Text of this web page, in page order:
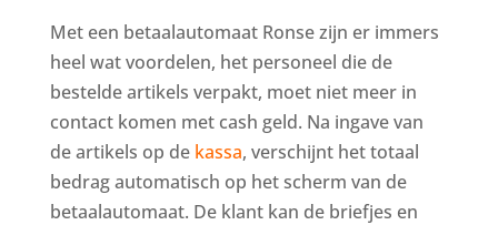
Met een betaalautomaat Ronse zijn er immers
heel wat voordelen, het personeel die de
bestelde artikels verpakt, moet niet meer in
contact komen met cash geld. Na ingave van
de artikels op de kassa, verschijnt het totaal
bedrag automatisch op het scherm van de
betaalautomaat. De klant kan de briefjes en